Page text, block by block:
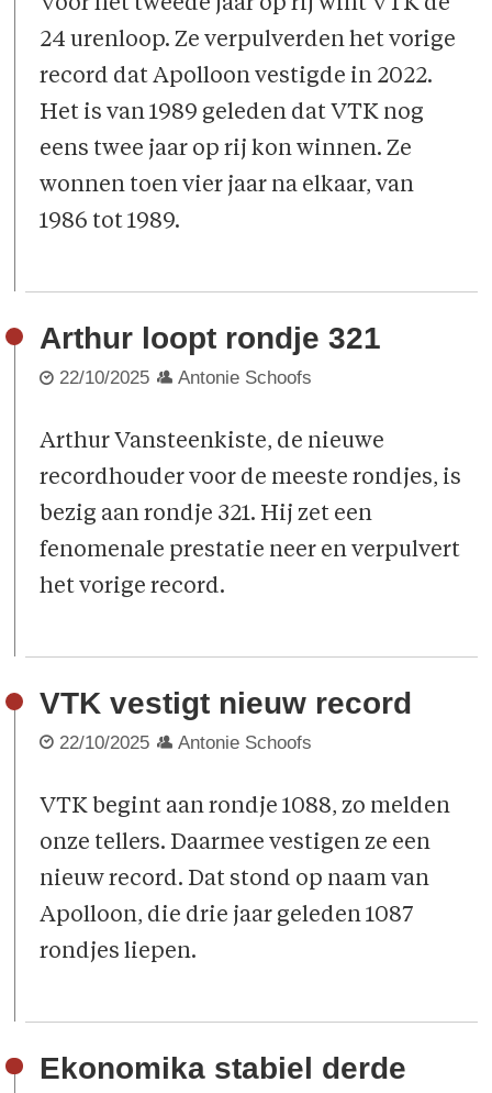
24 urenloop. Ze verpulverden het vorige
record dat Apolloon vestigde in 2022.
Het is van 1989 geleden dat VTK nog
eens twee jaar op rij kon winnen. Ze
wonnen toen vier jaar na elkaar, van
1986 tot 1989.
Arthur loopt rondje 321
22/10/2025 Antonie Schoofs
Arthur Vansteenkiste, de nieuwe
recordhouder voor de meeste rondjes, is
bezig aan rondje 321. Hij zet een
fenomenale prestatie neer en verpulvert
het vorige record.
VTK vestigt nieuw record
22/10/2025 Antonie Schoofs
VTK begint aan rondje 1088, zo melden
onze tellers. Daarmee vestigen ze een
nieuw record. Dat stond op naam van
Apolloon, die drie jaar geleden 1087
rondjes liepen.
Ekonomika stabiel derde